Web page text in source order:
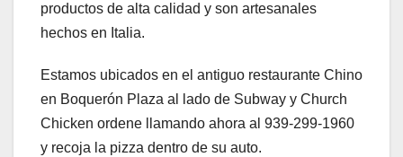
productos de alta calidad y son artesanales
hechos en Italia.
Estamos ubicados en el antiguo restaurante Chino
en Boquerón Plaza al lado de Subway y Church
Chicken ordene llamando ahora al 939-299-1960
y recoja la pizza dentro de su auto.